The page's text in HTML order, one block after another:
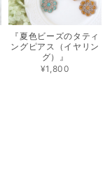
『夏色ビーズのタティ
ングピアス（イヤリン
グ）』
¥1,800